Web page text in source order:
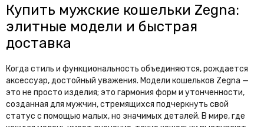
Купить мужские кошельки Zegna:
элитные модели и быстрая
доставка
Когда стиль и функциональность объединяются, рождается
аксессуар, достойный уважения. Модели кошельков Zegna —
это не просто изделия; это гармония форм и утонченности,
созданная для мужчин, стремящихся подчеркнуть свой
статус с помощью малых, но значимых деталей. В мире, где